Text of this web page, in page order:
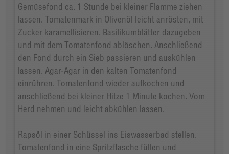
Gemüsefond ca. 1 Stunde bei kleiner Flamme ziehen
lassen. Tomatenmark in Olivenöl leicht anrösten, mit
Zucker karamellisieren, Basilikumblätter dazugeben
und mit dem Tomatenfond ablöschen. Anschließend
den Fond durch ein Sieb passieren und auskühlen
lassen. Agar-Agar in den kalten Tomatenfond
einrühren. Tomatenfond wieder aufkochen und
anschließend bei kleiner Hitze 1 Minute kochen. Vom
Herd nehmen und leicht abkühlen lassen.
Rapsöl in einer Schüssel ins Eiswasserbad stellen.
Tomatenfond in eine Spritzflasche füllen und